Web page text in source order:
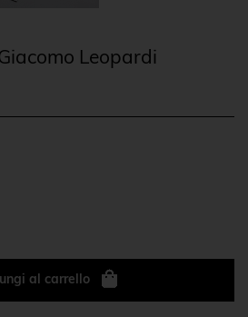
Leopardi
al carrello